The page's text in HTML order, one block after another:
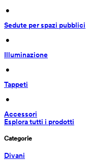
•
Sedute per spazi pubblici
•
Illuminazione
•
Tappeti
•
Accessori
Esplora tutti i prodotti
Categorie
Divani